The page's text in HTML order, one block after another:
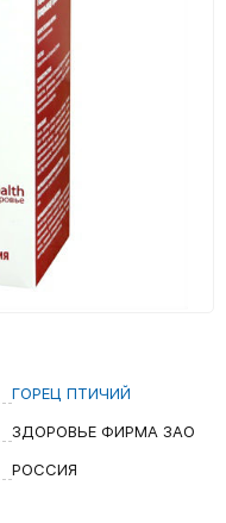
ГОРЕЦ ПТИЧИЙ
ЗДОРОВЬЕ ФИРМА ЗАО
РОССИЯ